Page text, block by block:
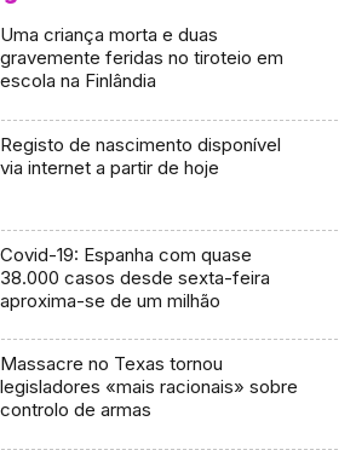
Uma criança morta e duas
gravemente feridas no tiroteio em
escola na Finlândia
Registo de nascimento disponível
via internet a partir de hoje
Covid-19: Espanha com quase
38.000 casos desde sexta-feira
aproxima-se de um milhão
Massacre no Texas tornou
legisladores «mais racionais» sobre
controlo de armas